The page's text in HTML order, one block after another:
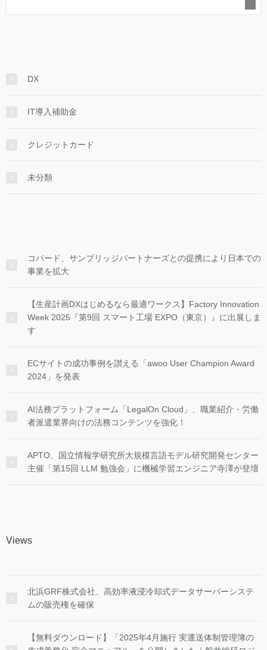
DX
IT導入補助金
クレジットカード
未分類
コパード、サンブリッジパートナーズとの提携により日本での
事業を拡大
【生産計画DXはじめるなら最適ワークス】Factory Innovation
Week 2025『第9回 スマート工場 EXPO（東京）』に出展しま
す
ECサイトの成功事例を讃える「awoo User Champion Award
2024」を発表
AI法務プラットフォーム「LegalOn Cloud」、職業紹介・労働
者派遣業界向けの法務コンテンツを強化！
APTO、国立情報学研究所大規模言語モデル研究開発センター
主催「第15回 LLM 勉強会」に機械学習エンジニア寺澤が登壇
Views
北浜GRF株式会社、高効率液浸冷却式データサーバーシステ
ムの販売権を確保
【無料ダウンロード】「2025年4月施行 実運送体制管理簿の